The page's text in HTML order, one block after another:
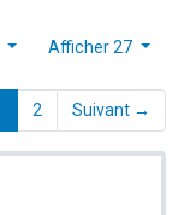
Afficher 27
(current)
2 Suivant →